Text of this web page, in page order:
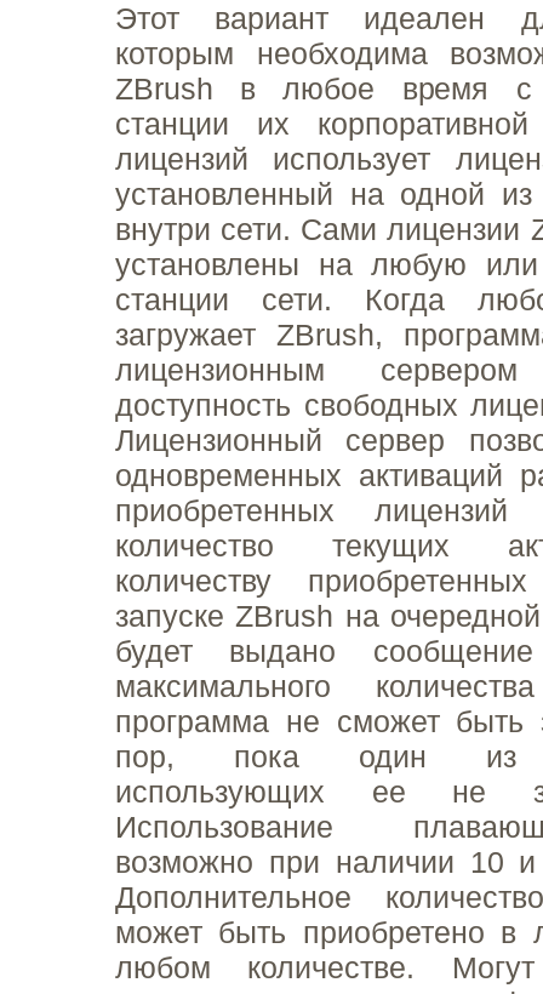
Этот вариант идеален
которым необходима
ZBrush в любое время с
станции их
лицензий использует
установленный на одной из
внутри сети. Сами лицензии
установлены на любую
станции сети. Когда
загружает ZBrush,
лицензионным
доступность свободных
Лицензионный сервер
одновременных активаций
приобретенных
количество текущих
количеству
запуске ZBrush на
будет выдано
максимального
программа не сможет быть
пор, пока один из
использующих ее не
Использование
возможно при наличии 10
Дополнительное
может быть приобретено
любом количестве. Могут